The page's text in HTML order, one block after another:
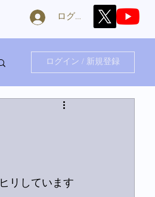
ログイン
ログイン / 新規登録
リしています